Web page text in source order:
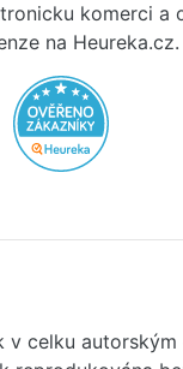
komerci a
na Heureka.cz.
celku